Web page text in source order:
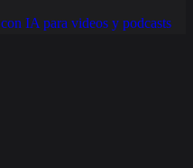
IA para videos y podcasts